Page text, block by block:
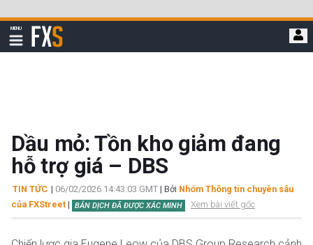
qua
đi
MENU
Hiển
thị
FXStreet
Dầu mỏ: Tồn kho giảm đang
hỗ trợ giá – DBS
TIN TỨC | 06/02/2026 14:43:03 GMT | Bởi Nhóm Thông tin chuyên sâu
của FXStreet | BẢN DỊCH ĐÃ ĐƯỢC XÁC MINH Xem bài viết gốc